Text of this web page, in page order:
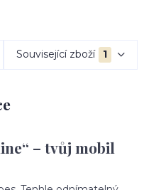
Související zboží 1
– tvůj mobil